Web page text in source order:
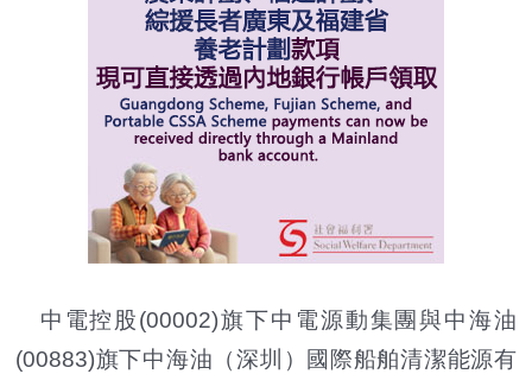
中電控股(00002)旗下中電源動集團與中海油
(00883)旗下中海油（深圳）國際船舶清潔能源有